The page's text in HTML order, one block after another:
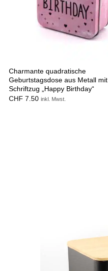
Charmante quadratische
Geburtstagsdose aus Metall mit
Schriftzug „Happy Birthday“
CHF 7.50 inkl. Mwst.